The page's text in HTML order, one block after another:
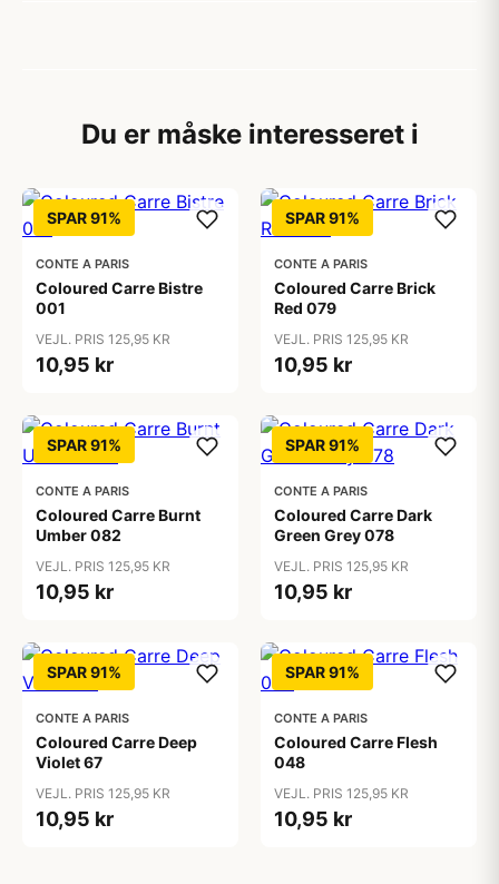
Du er måske interesseret i
SPAR 91%
CONTE A PARIS
Coloured Carre Bistre
001
VEJL. PRIS 125,95 KR
10,95 kr
SPAR 91%
CONTE A PARIS
Coloured Carre Brick
Red 079
VEJL. PRIS 125,95 KR
10,95 kr
SPAR 91%
CONTE A PARIS
Coloured Carre Burnt
Umber 082
VEJL. PRIS 125,95 KR
10,95 kr
SPAR 91%
CONTE A PARIS
Coloured Carre Dark
Green Grey 078
VEJL. PRIS 125,95 KR
10,95 kr
SPAR 91%
CONTE A PARIS
Coloured Carre Deep
Violet 67
VEJL. PRIS 125,95 KR
10,95 kr
SPAR 91%
CONTE A PARIS
Coloured Carre Flesh
048
VEJL. PRIS 125,95 KR
10,95 kr